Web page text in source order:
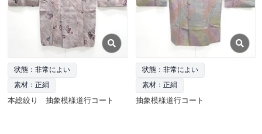
状態：非常によい
素材：正絹
本総絞り 抽象模様道行コート
状態：非常によい
素材：正絹
抽象模様道行コート